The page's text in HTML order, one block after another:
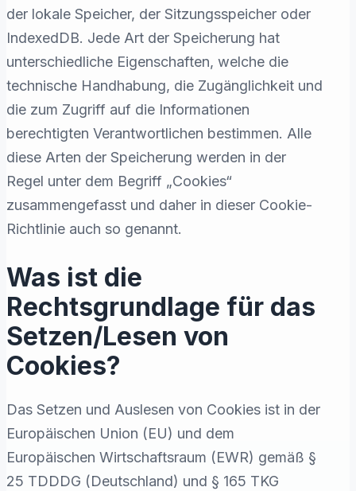
der lokale Speicher, der Sitzungsspeicher oder
IndexedDB. Jede Art der Speicherung hat
unterschiedliche Eigenschaften, welche die
technische Handhabung, die Zugänglichkeit und
die zum Zugriff auf die Informationen
berechtigten Verantwortlichen bestimmen. Alle
diese Arten der Speicherung werden in der
Regel unter dem Begriff „Cookies“
zusammengefasst und daher in dieser Cookie-
Richtlinie auch so genannt.
Was ist die
Rechtsgrundlage für das
Setzen/Lesen von
Cookies?
Das Setzen und Auslesen von Cookies ist in der
Europäischen Union (EU) und dem
Europäischen Wirtschaftsraum (EWR) gemäß §
25 TDDDG (Deutschland) und § 165 TKG